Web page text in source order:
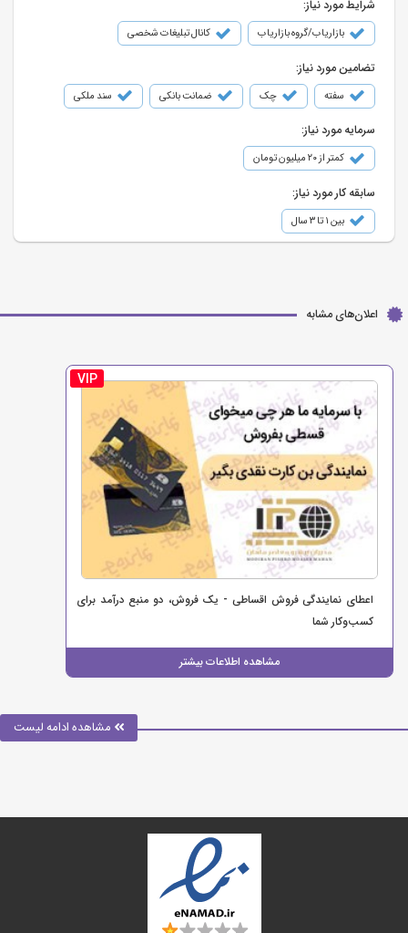
شرایط مورد نیاز:
بازاریاب/گروه بازاریاب کانال تبلیغات شخصی
تضامین مورد نیاز:
سفته چک ضمانت بانکی سند ملکی
سرمایه مورد نیاز:
کمتر از ۲۰ میلیون تومان
سابقه کار مورد نیاز:
بین ۱ تا ۳ سال
اعلان‌های مشابه
VIP
اعطای نمایندگی فروش اقساطی - یک فروش، دو منبع درآمد برای
کسب‌وکار شما
مشاهده اطلاعات بیشتر
مشاهده ادامه لیست